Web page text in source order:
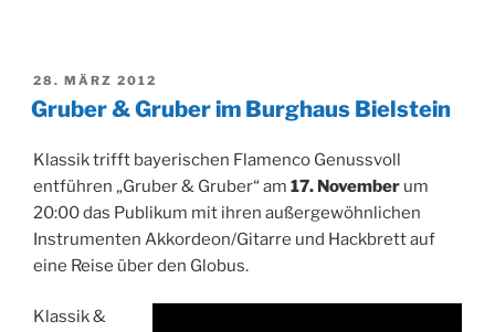
VERÖFFENTLICHT
AM
28. MÄRZ 2012
Gruber & Gruber im Burghaus Bielstein
Klassik trifft bayerischen Flamenco Genussvoll
entführen „Gruber & Gruber“ am 17. November um
20:00 das Publikum mit ihren außergewöhnlichen
Instrumenten Akkordeon/Gitarre und Hackbrett auf
eine Reise über den Globus.
Klassik &